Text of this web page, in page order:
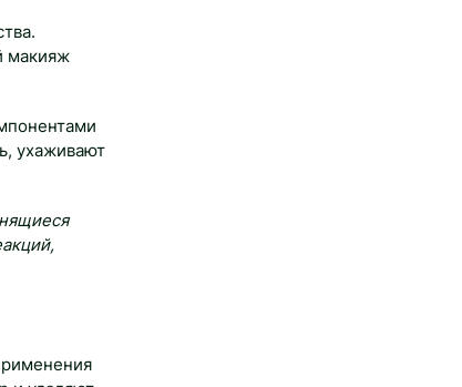
макияж
ухаживают